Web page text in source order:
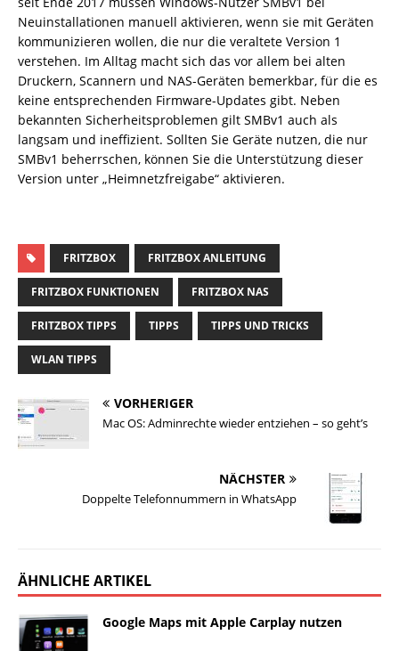
Neuinstallationen manuell aktivieren, wenn sie mit Geräten
kommunizieren wollen, die nur die veraltete Version 1
verstehen. Im Alltag macht sich das vor allem bei alten
Druckern, Scannern und NAS-Geräten bemerkbar, für die es
keine entsprechenden Firmware-Updates gibt. Neben
bekannten Sicherheitsproblemen gilt SMBv1 auch als
langsam und ineffizient. Sollten Sie Geräte nutzen, die nur
SMBv1 beherrschen, können Sie die Unterstützung dieser
Version unter „Heimnetzfreigabe“ aktivieren.
FRITZBOX FRITZBOX ANLEITUNG
FRITZBOX FUNKTIONEN FRITZBOX NAS
FRITZBOX TIPPS TIPPS TIPPS UND TRICKS
WLAN TIPPS
VORHERIGER
Mac OS: Adminrechte wieder entziehen – so geht’s
NÄCHSTER
Doppelte Telefonnummern in WhatsApp
ÄHNLICHE ARTIKEL
Google Maps mit Apple Carplay nutzen